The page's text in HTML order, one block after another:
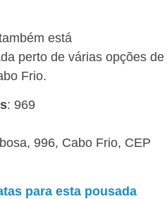
está
perto de várias opções de
Frio.
: 969
996, Cabo Frio, CEP
para esta pousada